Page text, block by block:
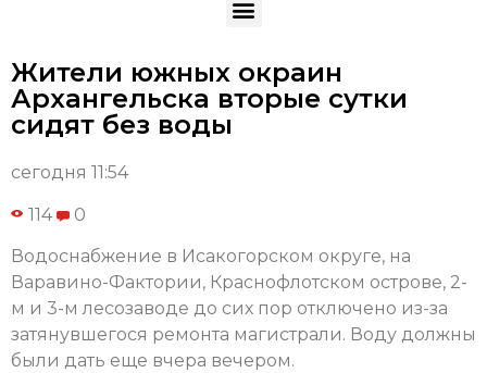
Жители южных окраин
Архангельска вторые сутки
сидят без воды
сегодня 11:54
114 0
Водоснабжение в Исакогорском округе, на
Варавино-Фактории, Краснофлотском острове, 2-
м и 3-м лесозаводе до сих пор отключено из-за
затянувшегося ремонта магистрали. Воду должны
были дать еще вчера вечером.